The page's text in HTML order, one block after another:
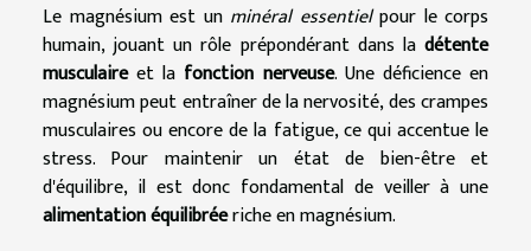
Le magnésium est un minéral essentielpour le corps
humain, jouant un rôle prépondérant dans la détente
musculaireet la fonction nerveuse. Une déficience en
magnésium peut entraîner de la nervosité, des crampes
musculaires ou encore de la fatigue, ce qui accentue le
stress. Pour maintenir un état de bien-être et
d'équilibre, il est donc fondamental de veiller à une
alimentation équilibréeriche en magnésium.